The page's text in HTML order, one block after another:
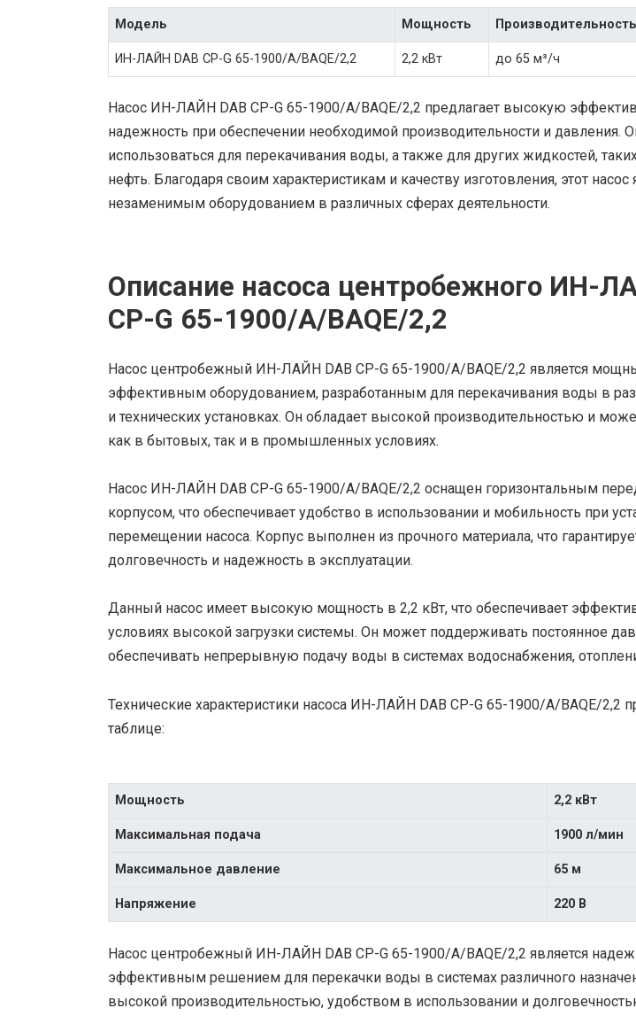
Модель Мощность Производительность
ИН-ЛАЙН DAB CP-G 65-1900/A/BAQE/2,2 2,2 кВт до 65 м³/ч
Насос ИН-ЛАЙН DAB CP-G 65-1900/A/BAQE/2,2 предлагает высокую
надежность при обеспечении необходимой производительности и давления.
использоваться для перекачивания воды, а также для других жидкостей,
нефть. Благодаря своим характеристикам и качеству изготовления, этот насос
незаменимым оборудованием в различных сферах деятельности.
Описание насоса центробежного ИН-
CP-G 65-1900/A/BAQE/2,2
Насос центробежный ИН-ЛАЙН DAB CP-G 65-1900/A/BAQE/2,2 является
эффективным оборудованием, разработанным для перекачивания воды в
и технических установках. Он обладает высокой производительностью и
как в бытовых, так и в промышленных условиях.
Насос ИН-ЛАЙН DAB CP-G 65-1900/A/BAQE/2,2 оснащен горизонтальным
корпусом, что обеспечивает удобство в использовании и мобильность при
перемещении насоса. Корпус выполнен из прочного материала, что
долговечность и надежность в эксплуатации.
Данный насос имеет высокую мощность в 2,2 кВт, что обеспечивает
условиях высокой загрузки системы. Он может поддерживать постоянное
обеспечивать непрерывную подачу воды в системах водоснабжения,
Технические характеристики насоса ИН-ЛАЙН DAB CP-G 65-1900/A/BAQE/2,2
таблице:
Мощность 2,2 кВт
Максимальная подача 1900 л/мин
Максимальное давление 65 м
Напряжение 220 В
Насос центробежный ИН-ЛАЙН DAB CP-G 65-1900/A/BAQE/2,2 является
эффективным решением для перекачки воды в системах различного
высокой производительностью, удобством в использовании и